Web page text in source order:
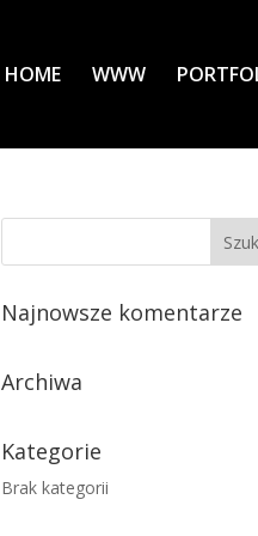
HOME WWW
Najnowsze komentarze
Archiwa
Kategorie
Brak kategorii